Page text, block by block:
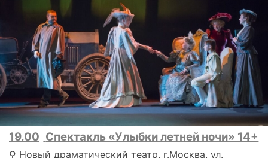
19.00 Спектакль «Улыбки летней ночи» 14+
⚲ Новый драматический театр, г.Москва, ул.